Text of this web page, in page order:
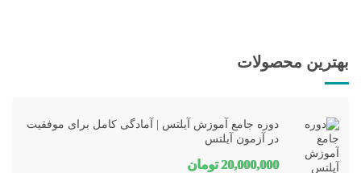
بهترین محصولات
دوره جامع آموزش آیلتس | آمادگی کامل برای موفقیت
در آزمون آیلتس
20,000,000 تومان